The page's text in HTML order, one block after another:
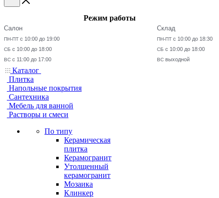
Режим работы
Салон
ПН-ПТ с 10:00 до 19:00
СБ с 10:00 до 18:00
ВС с 11:00 до 17:00
Склад
ПН-ПТ с 10:00 до 18:30
СБ с 10:00 до 18:00
ВС выходной
Каталог
Плитка
Напольные покрытия
Сантехника
Мебель для ванной
Растворы и смеси
По типу
Керамическая
плитка
Керамогранит
Утолщенный
керамогранит
Мозаика
Клинкер